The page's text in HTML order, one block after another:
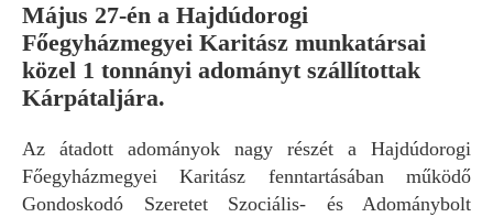
Május 27-én a Hajdúdorogi
Főegyházmegyei Karitász munkatársai
közel 1 tonnányi adományt szállítottak
Kárpátaljára.
Az átadott adományok nagy részét a Hajdúdorogi
Főegyházmegyei Karitász fenntartásában működő
Gondoskodó Szeretet Szociális- és Adománybolt